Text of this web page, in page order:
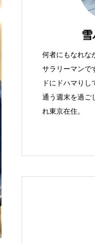
た
新
ミ
話
ス
ま
ッ
北
何者にもなれな
サラリーマンで
ドにドハマり
通う週末を過ご
れ東京在住。